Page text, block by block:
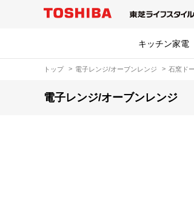
キッチン家電
トップ 電子レンジ/オーブンレンジ 石窯ド
電子レンジ/オーブンレンジ